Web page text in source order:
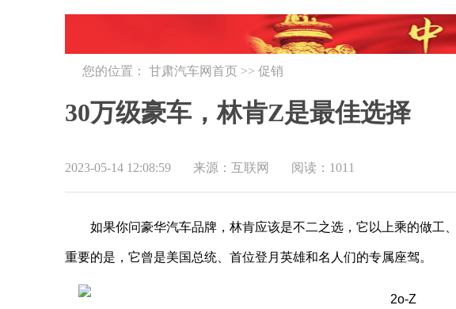
您的位置： 甘肃汽车网首页 >> 促销
30万级豪车，林肯Z是最佳选择
2023-05-14 12:08:59 来源：互联网 阅读：1011
如果你问豪华汽车品牌，林肯应该是不二之选，它以上乘的做工
重要的是，它曾是美国总统、首位登月英雄和名人们的专属座驾。